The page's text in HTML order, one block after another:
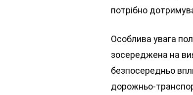
потрібно
Особлива увага
зосереджена на
безпосередньо
дорожньо-